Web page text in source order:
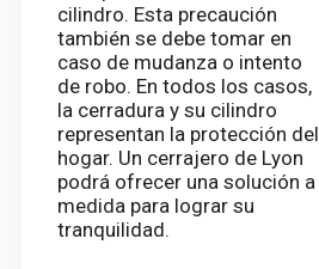
cilindro. Esta precaución
también se debe tomar en
caso de mudanza o intento
de robo. En todos los casos,
la cerradura y su cilindro
representan la protección del
hogar. Un cerrajero de Lyon
podrá ofrecer una solución a
medida para lograr su
tranquilidad.